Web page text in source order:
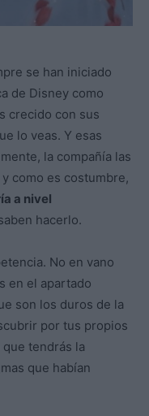
se han iniciado
de Disney como
crecido con sus
lo veas. Y esas
la compañía las
como es costumbre,
a nivel
hacerlo.
No en vano
en el apartado
son los duros de la
por tus propios
tendrás la
que habían